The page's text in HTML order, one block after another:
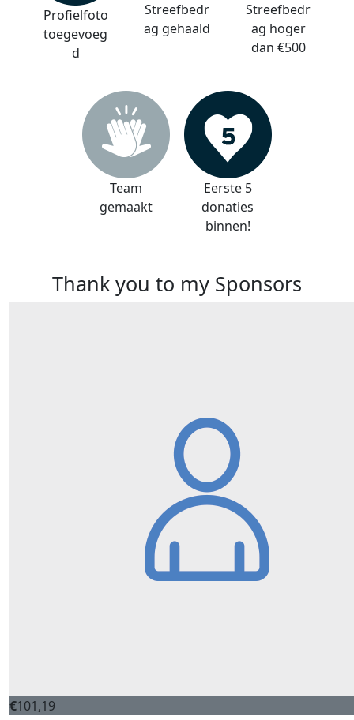
Profielfoto
toegevoeg
d
Streefbedr
ag gehaald
Streefbedr
ag hoger
dan €500
Team
gemaakt
Eerste 5
donaties
binnen!
Thank you to my Sponsors
€101,19